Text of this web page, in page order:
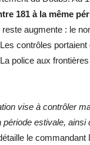
181 à la même
augmente : le
contrôles
police aux
vise à contrôler
estivale, ainsi
le commandant